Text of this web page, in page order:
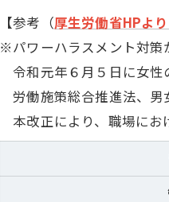
【参考（厚生労働省HPよ
※パワーハラスメント対
令和元年６月５日に女性
労働施策総合推進法、男
本改正により、職場にお